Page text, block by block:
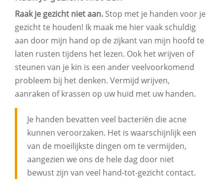
Raak je gezicht niet aan. Stop met je handen voor je
gezicht te houden! Ik maak me hier vaak schuldig
aan door mijn hand op de zijkant van mijn hoofd te
laten rusten tijdens het lezen. Ook het wrijven of
steunen van je kin is een ander veelvoorkomend
probleem bij het denken. Vermijd wrijven,
aanraken of krassen op uw huid met uw handen.
Je handen bevatten veel bacteriën die acne
kunnen veroorzaken. Het is waarschijnlijk een
van de moeilijkste dingen om te vermijden,
aangezien we ons de hele dag door niet
bewust zijn van veel hand-tot-gezicht contact.